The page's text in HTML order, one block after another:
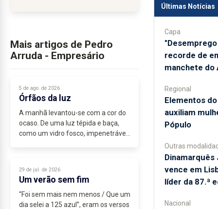
Mais artigos de Pedro
Arruda - Empresário
5 de ago. de 2026
Órfãos da luz
A manhã levantou-se com a cor do
ocaso. De uma luz tépida e baça,
como um vidro fosco, impenetrável
29 de jul. de 2026
Um verão sem fim
“Foi sem mais nem menos / Que um
dia selei a 125 azul”, eram os versos
Últimas Notícias
Capa
recorde de
manchete do
Regional
​Elementos do
auxiliam
Pópulo
Outras
Dinamarquês
vence em
líder da 87.ª
Nacional